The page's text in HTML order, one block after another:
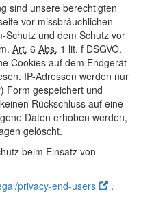
sind unsere berechtigten
vor missbräuchlichen
Schutz und dem Schutz vor
Art. 6 Abs. 1 lit. f DSGVO.
Cookies auf dem Endgerät
IP-Adressen werden nur
Form gespeichert und
Rückschluss auf eine
Daten erhoben werden,
gelöscht.
beim Einsatz von
privacy-end-users
.